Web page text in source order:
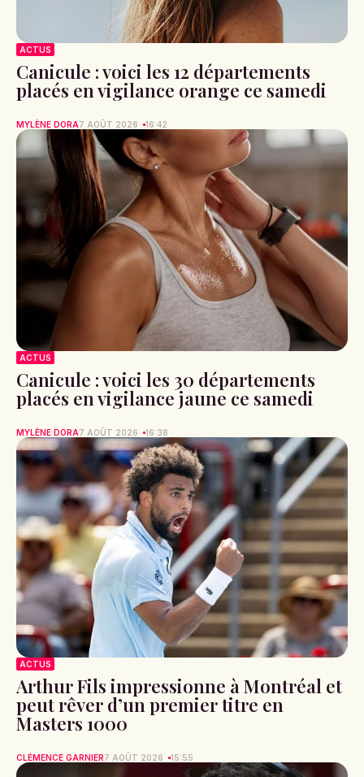
ACTUS
Canicule : voici les 12 départements
placés en vigilance orange ce samedi
MYLÈNE DORA7 AOÛT 2026 16:42
ACTUS
Canicule : voici les 30 départements
placés en vigilance jaune ce samedi
MYLÈNE DORA7 AOÛT 2026 16:38
ACTUS
Arthur Fils impressionne à Montréal et
peut rêver d’un premier titre en
Masters 1000
CLÉMENCE GARNIER7 AOÛT 2026 15:55